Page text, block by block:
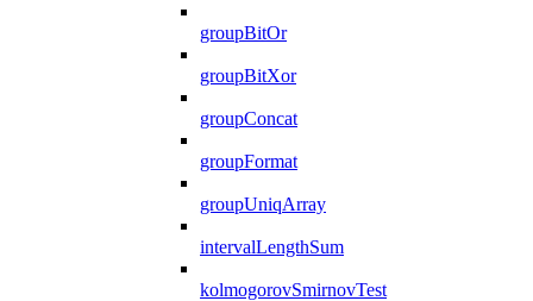
groupBitOr
groupBitXor
groupConcat
groupFormat
groupUniqArray
intervalLengthSum
kolmogorovSmirnovTest